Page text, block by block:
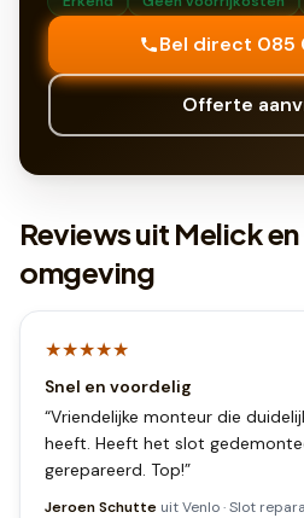
Bel direct 085
Offerte
Reviews uit Melick en
omgeving
★★★★★
Snel en voordelig
“Vriendelijke monteur die
heeft. Heeft het slot
gerepareerd. Top!”
Jeroen Schutte uitVenlo·Slot